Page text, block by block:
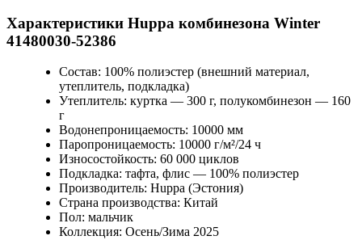
Характеристики Huppa комбинезона Winter
41480030-52386
Состав: 100% полиэстер (внешний материал,
утеплитель, подкладка)
Утеплитель: куртка — 300 г, полукомбинезон — 160
г
Водонепроницаемость: 10000 мм
Паропроницаемость: 10000 г/м²/24 ч
Износостойкость: 60 000 циклов
Подкладка: тафта, флис — 100% полиэстер
Производитель: Huppa (Эстония)
Страна производства: Китай
Пол: мальчик
Коллекция: Осень/Зима 2025